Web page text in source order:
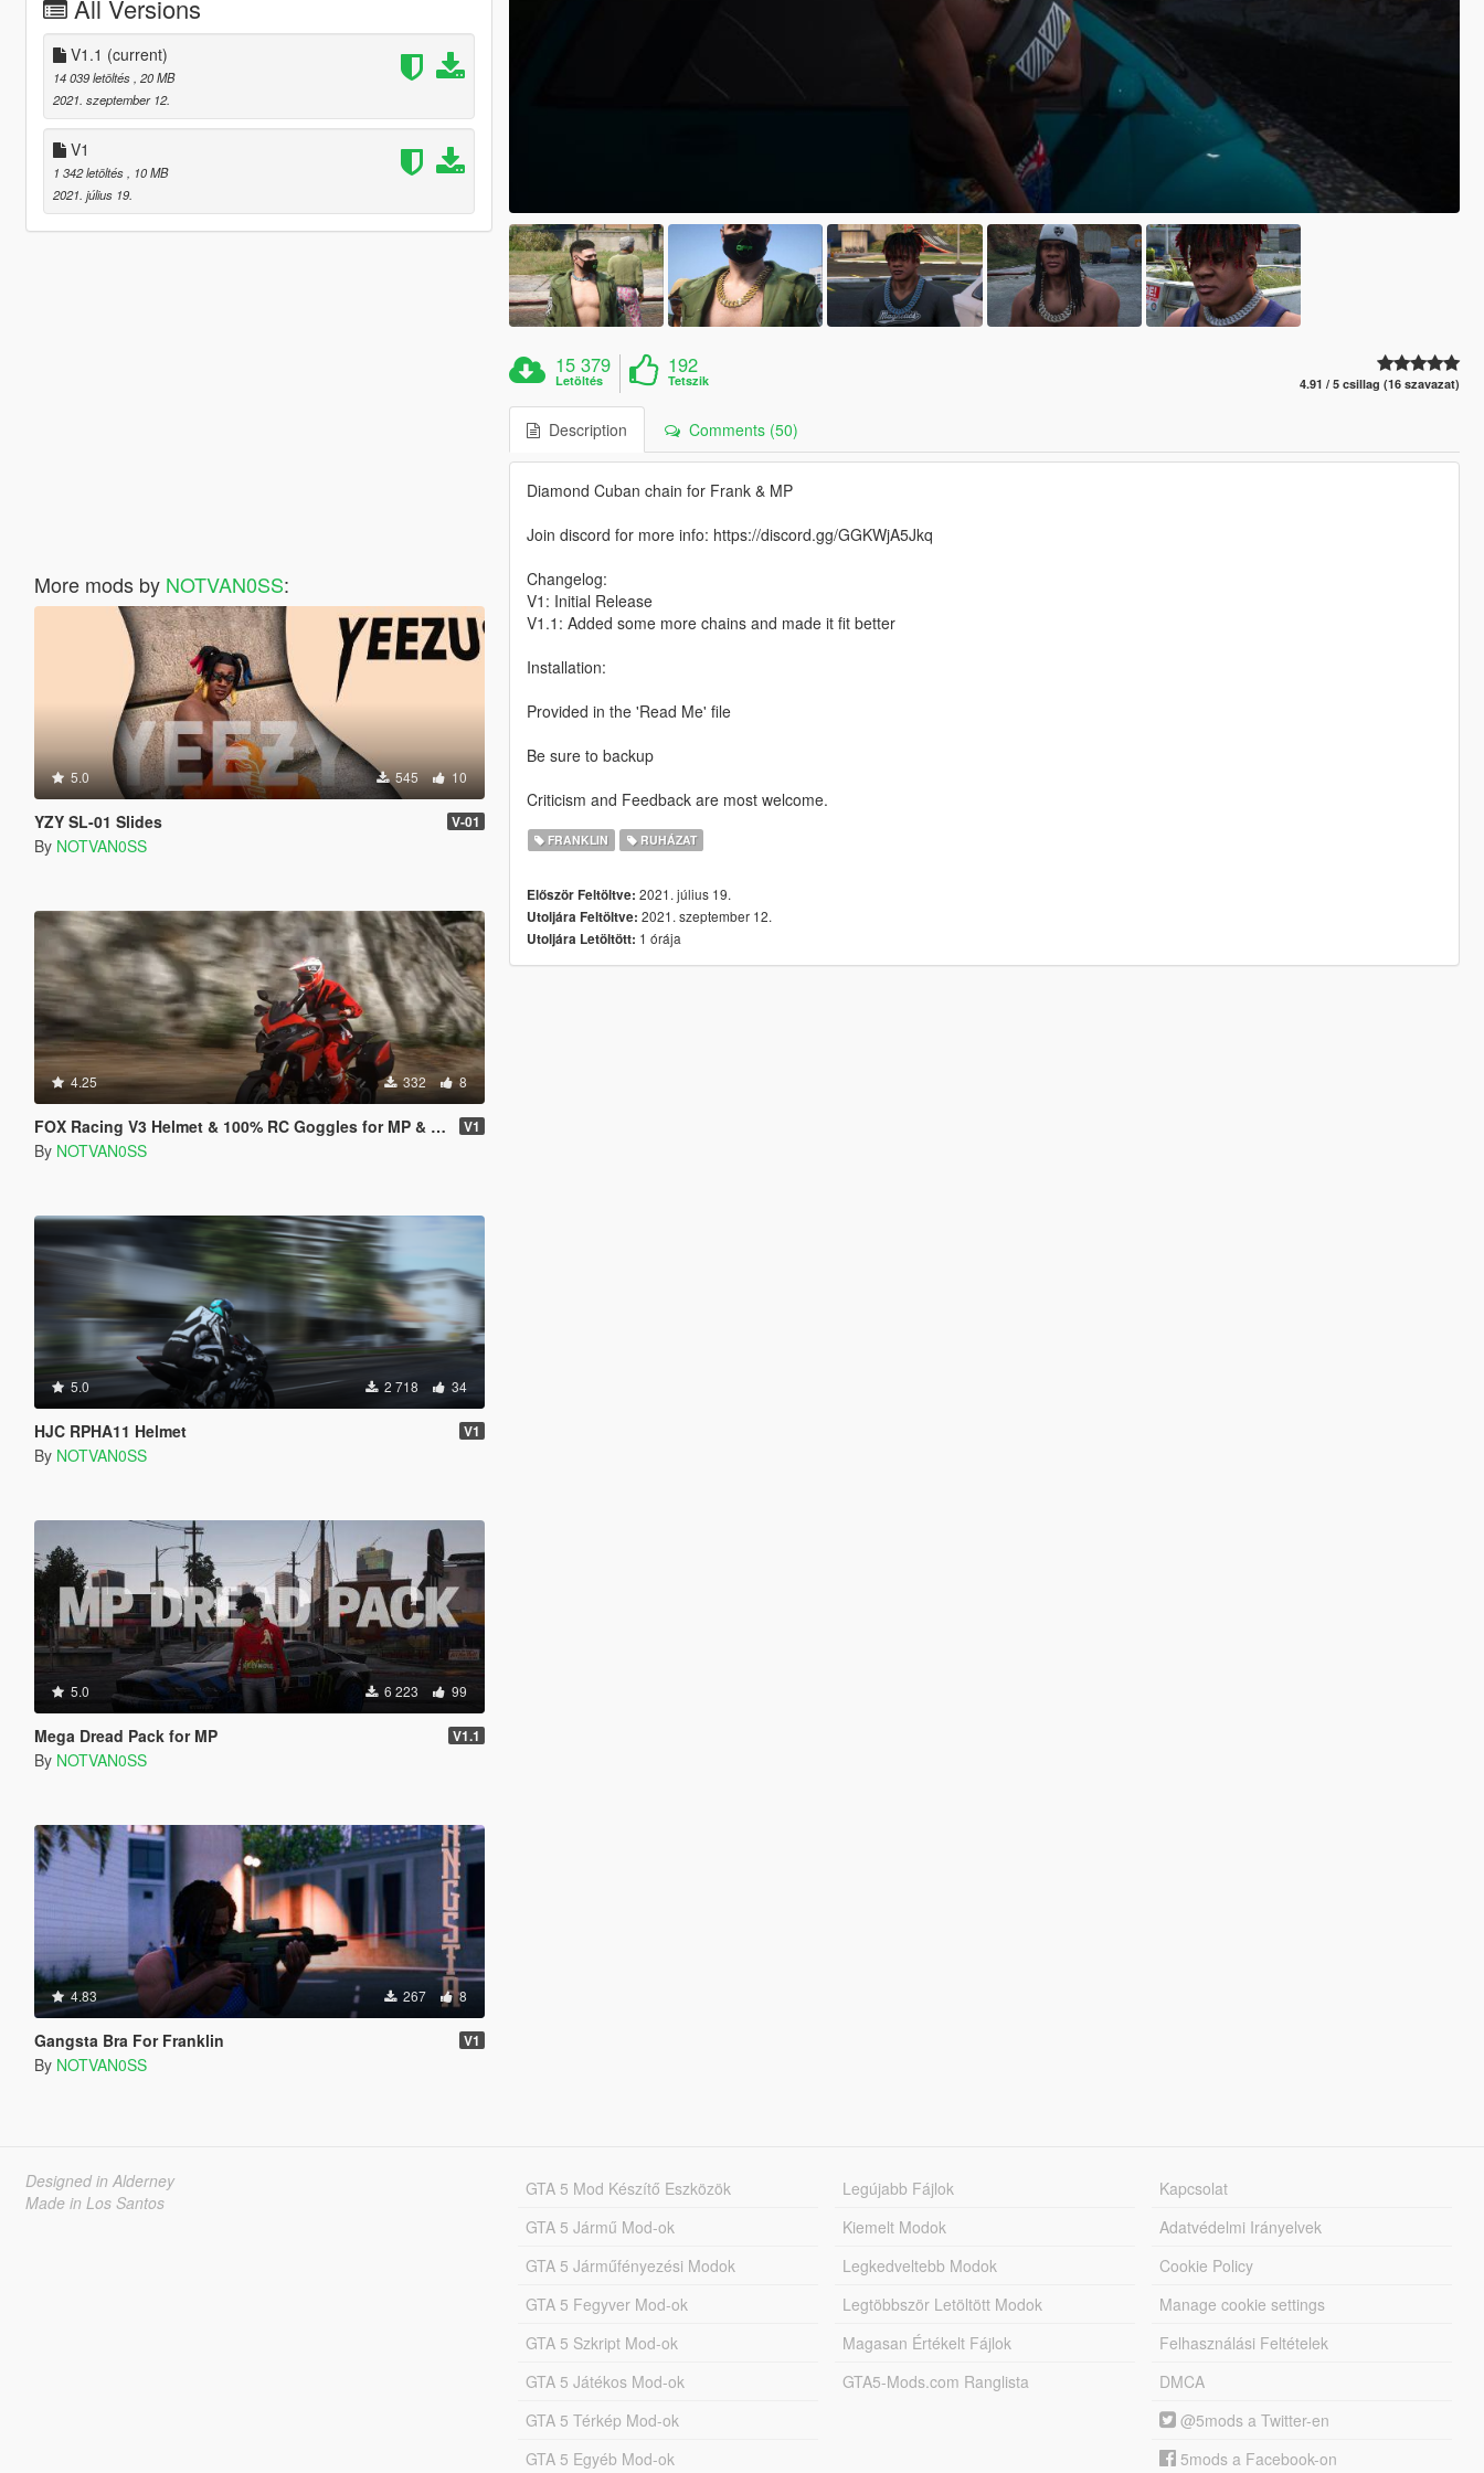
All Versions
V1.1 (current)
14 039 letöltés , 20 MB
2021. szeptember 12.
V1
1 342 letöltés
, 10 MB
2021. július 19.
More mods by NOTVAN0SS:
5.0 545 10
YZY SL-01 Slides V-01
By NOTVAN0SS
4.25 332 8
FOX Racing V3 Helmet & 100% RC Goggles for MP & SP V1
By NOTVAN0SS
5.0 2 718 34
HJC RPHA11 Helmet V1
By NOTVAN0SS
5.0 6 223 99
Mega Dread Pack for MP V1.1
By NOTVAN0SS
4.83 267 8
Gangsta Bra For Franklin V1
By NOTVAN0SS
15 379
Letöltés
192
Tetszik 4.91 / 5 csillag (16 szavazat)
Description Comments (50)
Diamond Cuban chain for Frank & MP
Join discord for more info: https://discord.gg/GGKWjA5Jkq
Changelog:
V1: Initial Release
V1.1: Added some more chains and made it fit better
Installation:
Provided in the 'Read Me' file
Be sure to backup
Criticism and Feedback are most welcome.
FRANKLIN RUHÁZAT
Először Feltöltve: 2021. július 19.
Utoljára Feltöltve: 2021. szeptember 12.
Utoljára Letöltött: 1 órája
Designed in Alderney
Made in Los Santos
GTA 5 Mod Készítő Eszközök
GTA 5 Jármű Mod-ok
GTA 5 Járműfényezési Modok
GTA 5 Fegyver Mod-ok
GTA 5 Szkript Mod-ok
GTA 5 Játékos Mod-ok
GTA 5 Térkép Mod-ok
GTA 5 Egyéb Mod-ok
Legújabb Fájlok
Kiemelt Modok
Legkedveltebb Modok
Legtöbbször Letöltött Modok
Magasan Értékelt Fájlok
GTA5-Mods.com Ranglista
Kapcsolat
Adatvédelmi Irányelvek
Cookie Policy
Manage cookie settings
Felhasználási Feltételek
DMCA
@5mods a Twitter-en
5mods a Facebook-on